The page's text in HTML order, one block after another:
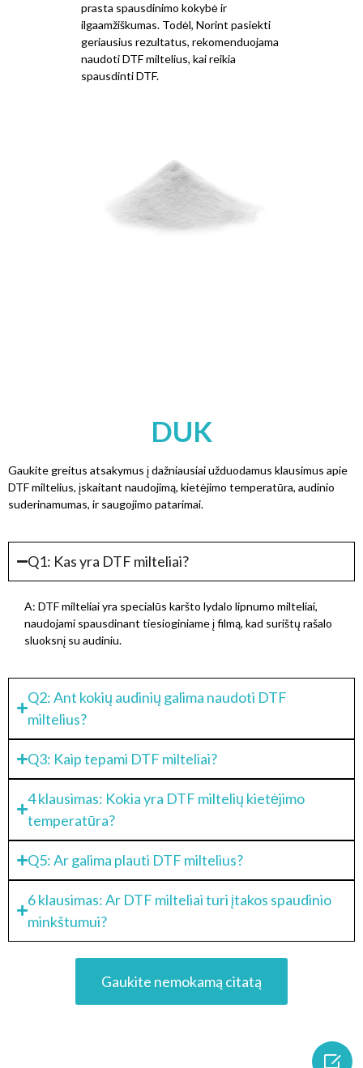
prasta spausdinimo kokybė ir
ilgaamžiškumas. Todėl, Norint pasiekti
geriausius rezultatus, rekomenduojama
naudoti DTF miltelius, kai reikia
spausdinti DTF.
DUK
Gaukite greitus atsakymus į dažniausiai užduodamus klausimus apie
DTF miltelius, įskaitant naudojimą, kietėjimo temperatūra, audinio
suderinamumas, ir saugojimo patarimai.
Q1: Kas yra DTF milteliai?
A: DTF milteliai yra specialūs karšto lydalo lipnumo milteliai,
naudojami spausdinant tiesioginiame į filmą, kad surištų rašalo
sluoksnį su audiniu.
Q2: Ant kokių audinių galima naudoti DTF
miltelius?
Q3: Kaip tepami DTF milteliai?
4 klausimas: Kokia yra DTF miltelių kietėjimo
temperatūra?
Q5: Ar galima plauti DTF miltelius?
6 klausimas: Ar DTF milteliai turi įtakos spaudinio
minkštumui?
Gaukite nemokamą citatą
